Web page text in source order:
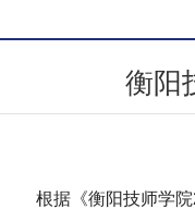
衡阳
根据《衡阳技师学